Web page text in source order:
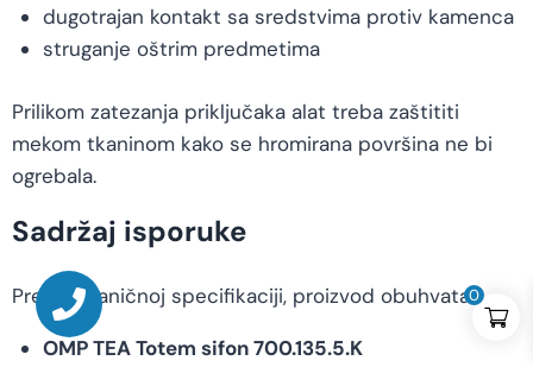
0
dugotrajan kontakt sa sredstvima protiv kamenca
struganje oštrim predmetima
Prilikom zatezanja priključaka alat treba zaštititi
mekom tkaninom kako se hromirana površina ne bi
ogrebala.
Sadržaj isporuke
Prema zvaničnoj specifikaciji, proizvod obuhvata:
OMP TEA Totem sifon 700.135.5.K